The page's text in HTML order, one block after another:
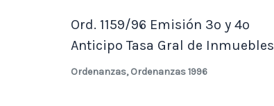
Ord. 1159/96 Emisión 3º y 4º
Anticipo Tasa Gral de Inmuebles
Ordenanzas,Ordenanzas 1996